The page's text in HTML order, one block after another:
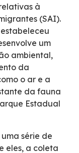
à
(SAI).
um
ambiental,
da
o ar e a
da fauna
Estadual
série de
eles, a coleta